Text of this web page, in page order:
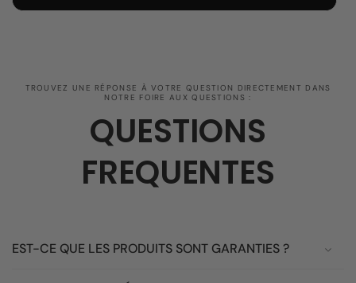
TROUVEZ UNE RÉPONSE À VOTRE QUESTION DIRECTEMENT DANS
NOTRE FOIRE AUX QUESTIONS :
QUESTIONS
FREQUENTES
EST-CE QUE LES PRODUITS SONT GARANTIES ?